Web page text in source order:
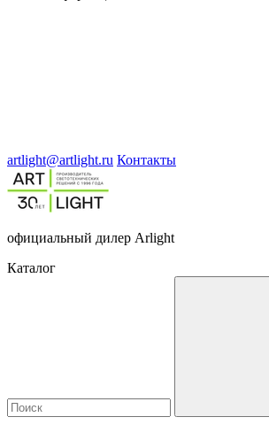
artlight@artlight.ru Контакты
официальный дилер Arlight
Каталог